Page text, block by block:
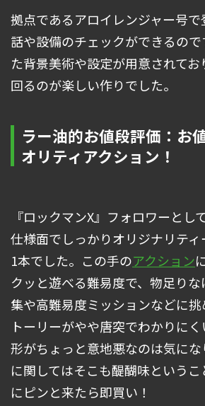
拠点であるアロイレンジャー号
話や設備のチェックができるの
た背景美術や設定が用意されて
回るのが楽しい作りでした。
ラー油的お値段評価：お
オリティアクション！
『ロックマンX』フォロワーとし
仕様面でしっかりオリジナリテ
1本でした。この手のアクション
クッと遊べる難易度で、物足り
集や高難易度ミッションなどに
トーリーがやや唐突でわかりに
形がちょっと意地悪なのは気に
に関してはそこも醍醐味という
にピンと来たら即買い！